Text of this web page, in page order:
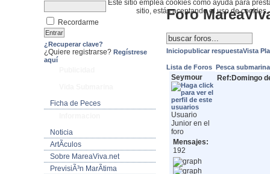
Este sitio emplea cookies como ayuda para
sitio, estás aceptando el uso de cookies.
Recordarme
¿Recuperar clave?
¿Quiere registrarse? Regístrese
aquí
Ficha de Peces
Noticia
ArtÃ­culos
Sobre MareaViva.net
PrevisiÃ³n MarÃ­tima
Foro
Iniciopublicar respuestaVista
Lista de Foros Pesca
Seymour
Usuario
Junior en el
foro
Mensajes:
192
Ref:Domingo